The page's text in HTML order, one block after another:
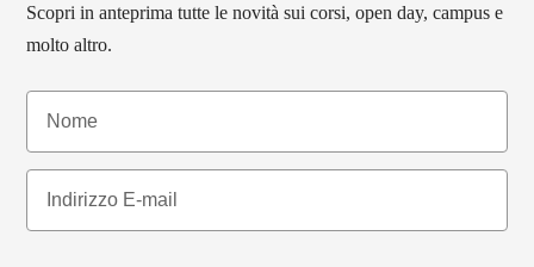
Scopri in anteprima tutte le novità sui corsi, open day, campus e
molto altro.